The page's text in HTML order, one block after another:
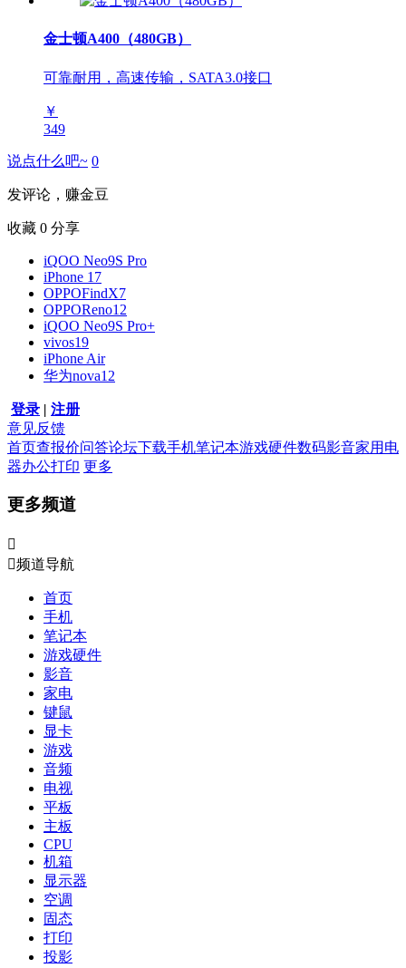
金士顿A400（480GB）
可靠耐用，高速传输，SATA3.0接口
￥
349
说点什么吧~ 0
发评论，赚金豆
收藏 0 分享
iQOO Neo9S Pro
iPhone 17
OPPOFindX7
OPPOReno12
iQOO Neo9S Pro+
vivos19
iPhone Air
华为nova12
登录 | 注册
意见反馈
首页查报价问答论坛下载手机笔记本游戏硬件数码影音家用电
器办公打印 更多
更多频道

频道导航
首页
手机
笔记本
游戏硬件
影音
家电
键鼠
显卡
游戏
音频
电视
平板
主板
CPU
机箱
显示器
空调
固态
打印
投影